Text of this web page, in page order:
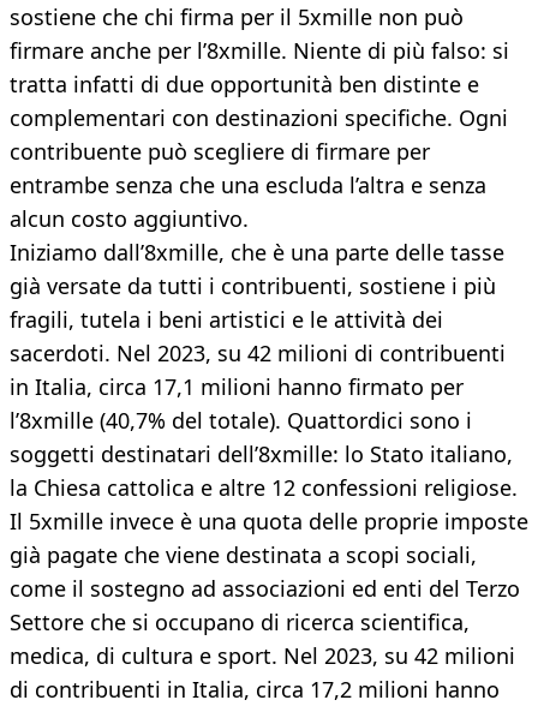
sostiene che chi firma per il 5xmille non può
firmare anche per l’8xmille. Niente di più falso: si
tratta infatti di due opportunità ben distinte e
complementari con destinazioni specifiche. Ogni
contribuente può scegliere di firmare per
entrambe senza che una escluda l’altra e senza
alcun costo aggiuntivo.
Iniziamo dall’8xmille, che è una parte delle tasse
già versate da tutti i contribuenti, sostiene i più
fragili, tutela i beni artistici e le attività dei
sacerdoti. Nel 2023, su 42 milioni di contribuenti
in Italia, circa 17,1 milioni hanno firmato per
l’8xmille (40,7% del totale). Quattordici sono i
soggetti destinatari dell’8xmille: lo Stato italiano,
la Chiesa cattolica e altre 12 confessioni religiose.
Il 5xmille invece è una quota delle proprie imposte
già pagate che viene destinata a scopi sociali,
come il sostegno ad associazioni ed enti del Terzo
Settore che si occupano di ricerca scientifica,
medica, di cultura e sport. Nel 2023, su 42 milioni
di contribuenti in Italia, circa 17,2 milioni hanno